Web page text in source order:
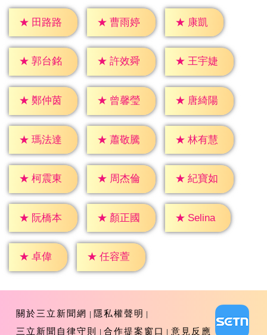
★ 田路路 ★ 曹雨婷 ★ 康凱
★ 郭台銘 ★ 許效舜 ★ 王宇婕
★ 鄭仲茵 ★ 曾馨瑩 ★ 唐綺陽
★ 瑪法達 ★ 蕭敬騰 ★ 林有慧
★ 柯震東 ★ 周杰倫 ★ 紀寶如
★ 阮橋本 ★ 顏正國 ★ Selina
★ 卓偉 ★ 任容萱
關於三立新聞網
隱私權聲明
三立新聞自律守則
合作提案窗口 意見反應